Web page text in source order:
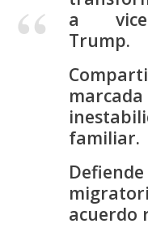
a
Trump.
familiar.
acuerdo